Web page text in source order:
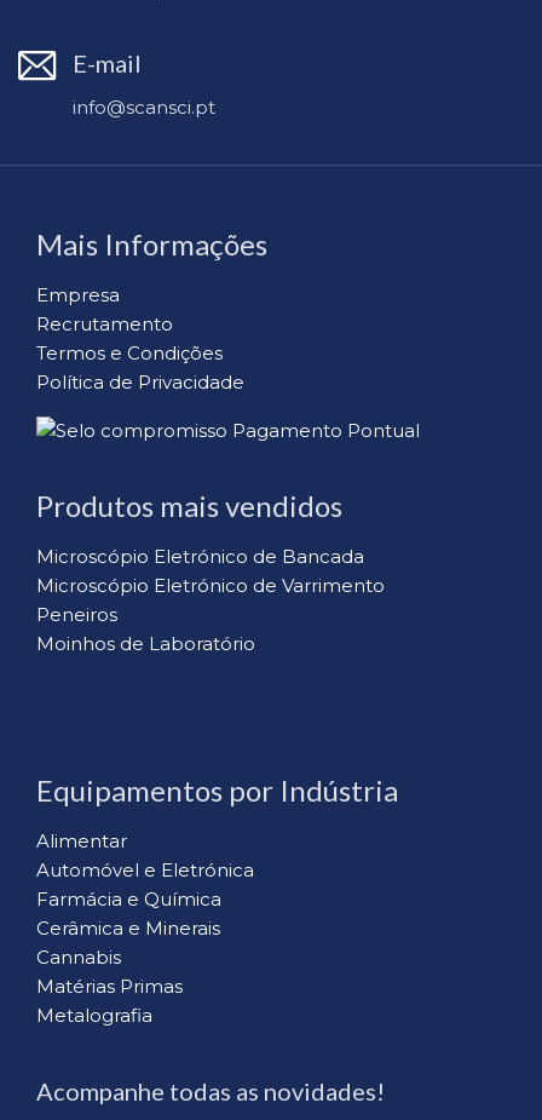
E-mail
info@scansci.pt
Mais Informações
Empresa
Recrutamento
Termos e Condições
Política de Privacidade
Produtos mais vendidos
Microscópio Eletrónico de Bancada
Microscópio Eletrónico de Varrimento
Peneiros
Moinhos de Laboratório
Equipamentos por Indústria
Alimentar
Automóvel e Eletrónica
Farmácia e Química
Cerâmica e Minerais
Cannabis
Matérias Primas
Metalografia
Acompanhe todas as novidades!